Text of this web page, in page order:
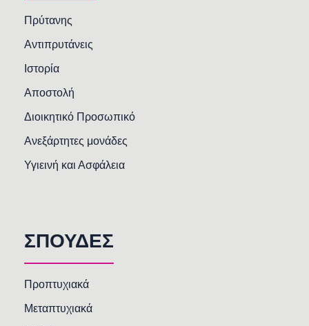
Πρύτανης
Αντιπρυτάνεις
Ιστορία
Αποστολή
Διοικητικό Προσωπικό
Ανεξάρτητες μονάδες
Υγιεινή και Ασφάλεια
ΣΠΟΥΔΕΣ
Προπτυχιακά
Μεταπτυχιακά